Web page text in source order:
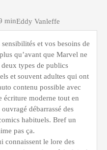
Eddy Vanleffe
min
et vos besoins de
qu’avant que Marvel ne
types de publics
et souvent adultes qui ont
contenu possible avec
écriture moderne tout en
débarrassé des
habituels. Bref un
pas ça.
connaissent le lore des